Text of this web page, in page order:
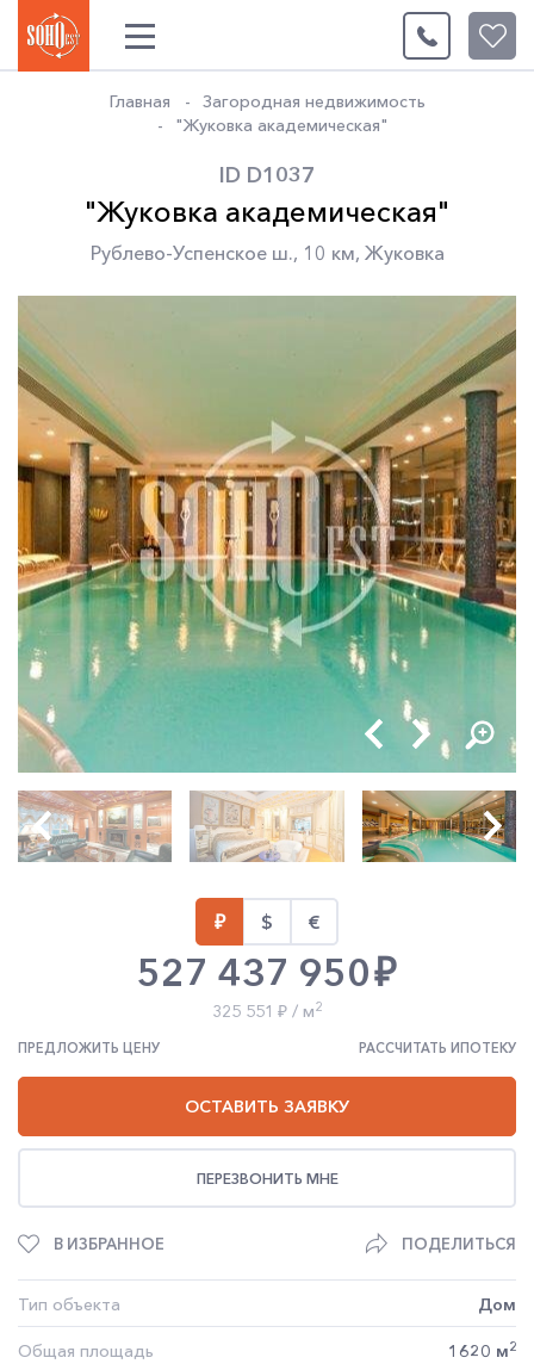
0
Главная
Загородная недвижимость
"Жуковка академическая"
ID D1037
"Жуковка академическая"
Рублево-Успенское ш., 10 км, Жуковка
527 437 950
325 551 / м2
ПРЕДЛОЖИТЬ ЦЕНУ РАССЧИТАТЬ ИПОТЕКУ
ОСТАВИТЬ ЗАЯВКУ
ПЕРЕЗВОНИТЬ МНЕ
В ИЗБРАННОЕ ПОДЕЛИТЬСЯ
Тип объекта Дом
Общая площадь 1620 м2